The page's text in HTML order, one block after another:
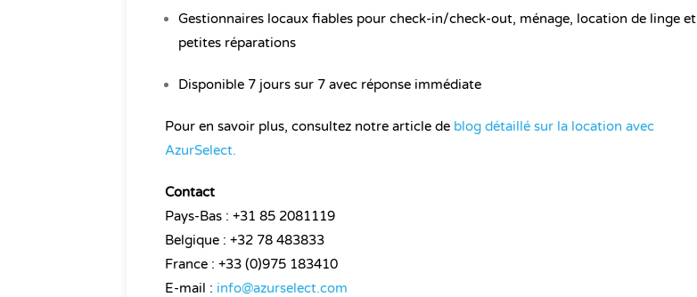
Gestionnaires locaux fiables pour check-in/check-out, ménage, location de linge et
petites réparations
Disponible 7 jours sur 7 avec réponse immédiate
Pour en savoir plus, consultez notre article de blog détaillé sur la location avec
AzurSelect.
Contact
Pays-Bas : +31 85 2081119
Belgique : +32 78 483833
France : +33 (0)975 183410
E-mail : info@azurselect.com